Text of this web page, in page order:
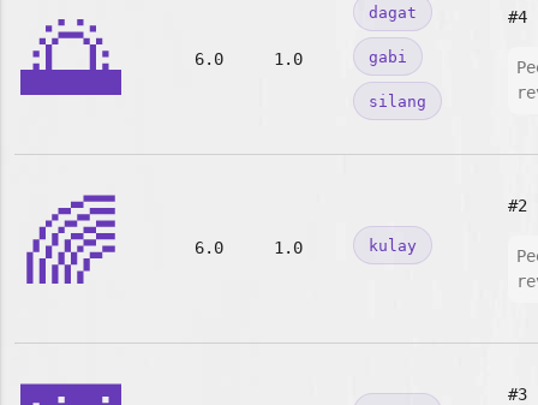
🌅 6.0 1.0
dagat
gabi
silang
#4
🌈 6.0 1.0 kulay
#2
#3